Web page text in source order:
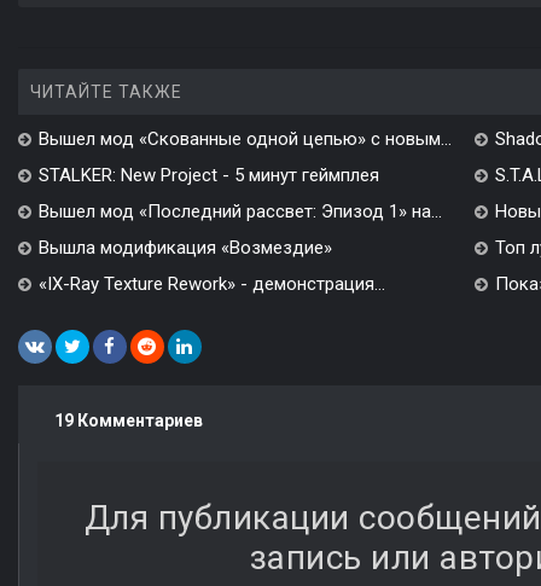
ЧИТАЙТЕ ТАКЖЕ
Вышел мод «Скованные одной цепью» с новым...
STALKER: New Project - 5 минут геймплея
Вышел мод «Последний рассвет: Эпизод 1» на...
Вышла модификация «Возмездие»
Топ
«IX-Ray Texture Rework» - демонстрация...
19 Комментариев
Для публикации
запись или